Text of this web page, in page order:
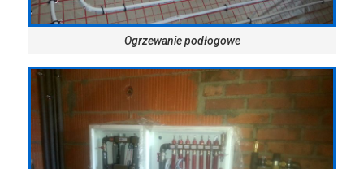
Ogrzewanie podłogowe